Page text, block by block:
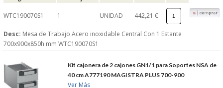
WTC190070S1 1 UNIDAD 442,21 €
Desc: Mesa de Trabajo Acero inoxidable Central Con 1 Estante
700x900x850h mm WTC190070S1
Kit cajonera de 2 cajones GN1/1 para Soportes NSA de
40 cm A777190 MAGISTRA PLUS 700-900
Ver Más